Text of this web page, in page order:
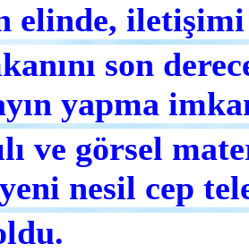
elinde,
son
yapma
ve görsel
nesil cep